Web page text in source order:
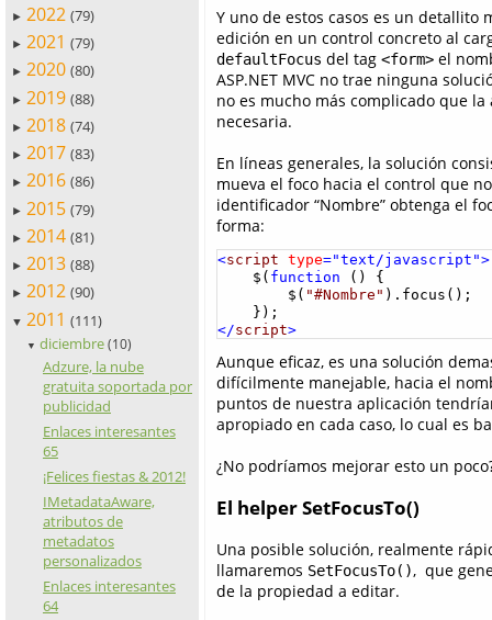
► 2022 (79)
► 2021 (79)
► 2020 (80)
► 2019 (88)
► 2018 (74)
► 2017 (83)
► 2016 (86)
► 2015 (79)
► 2014 (81)
► 2013 (88)
► 2012 (90)
▼ 2011 (111)
▼ diciembre (10)
Adzure, la nube
gratuita soportada por
publicidad
Enlaces interesantes
65
¡Felices fiestas & 2012!
IMetadataAware,
atributos de
metadatos
personalizados
Enlaces interesantes
64
Y uno de estos casos es un
edición en un control concreto al
defaultFocus del tag <form> el
ASP.NET MVC no trae ninguna
no es mucho más complicado que
necesaria.
En líneas generales, la solución
mueva el foco hacia el control que
identificador “Nombre” obtenga el
forma:
<script type="text/javascript">
$( function () {
$( "#Nombre" ).focus();
</script>
Aunque eficaz, es una solución
difícilmente manejable, hacia el
puntos de nuestra aplicación
apropiado en cada caso, lo cual es
¿No podríamos mejorar esto un
El helper SetFocusTo()
Una posible solución, realmente
llamaremos SetFocusTo(), que
de la propiedad a editar.